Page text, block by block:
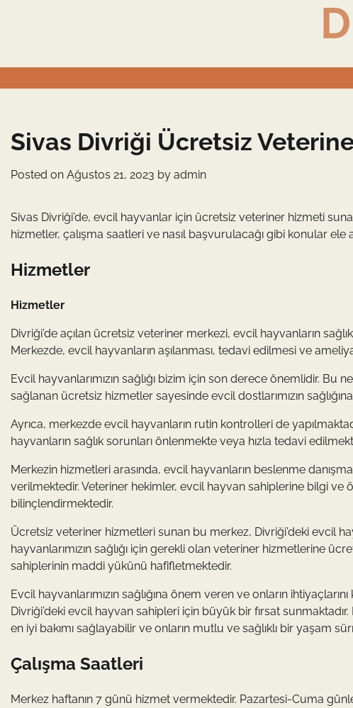
Sivas Divriği Ücretsiz
Posted on Ağustos 21, 2023 by admin
Sivas Divriği’de, evcil hayvanlar için ücretsiz veteriner hizmeti
hizmetler, çalışma saatleri ve nasıl başvurulacağı gibi konular ele
Hizmetler
Hizmetler
Divriği’de açılan ücretsiz veteriner merkezi, evcil hayvanların
Merkezde, evcil hayvanların aşılanması, tedavi edilmesi ve
Evcil hayvanlarımızın sağlığı bizim için son derece önemlidir.
sağlanan ücretsiz hizmetler sayesinde evcil dostlarımızın
Ayrıca, merkezde evcil hayvanların rutin kontrolleri de
hayvanların sağlık sorunları önlenmekte veya hızla tedavi
Merkezin hizmetleri arasında, evcil hayvanların beslenme
verilmektedir. Veteriner hekimler, evcil hayvan sahiplerine bilgi ve
bilinçlendirmektedir.
Ücretsiz veteriner hizmetleri sunan bu merkez, Divriği’deki evcil
hayvanlarımızın sağlığı için gerekli olan veteriner hizmetlerine
sahiplerinin maddi yükünü hafifletmektedir.
Evcil hayvanlarımızın sağlığına önem veren ve onların
Divriği’deki evcil hayvan sahipleri için büyük bir fırsat
en iyi bakımı sağlayabilir ve onların mutlu ve sağlıklı bir yaşam
Çalışma Saatleri
Merkez haftanın 7 günü hizmet vermektedir. Pazartesi-Cuma